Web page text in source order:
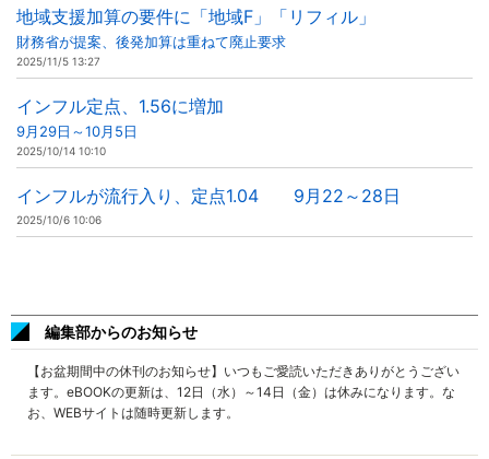
地域支援加算の要件に「地域F」「リフィル」
財務省が提案、後発加算は重ねて廃止要求
2025/11/5 13:27
インフル定点、1.56に増加
9月29日～10月5日
2025/10/14 10:10
インフルが流行入り、定点1.04 9月22～28日
2025/10/6 10:06
編集部からのお知らせ
【お盆期間中の休刊のお知らせ】いつもご愛読いただきありがとうござい
ます。eBOOKの更新は、12日（水）～14日（金）は休みになります。な
お、WEBサイトは随時更新します。